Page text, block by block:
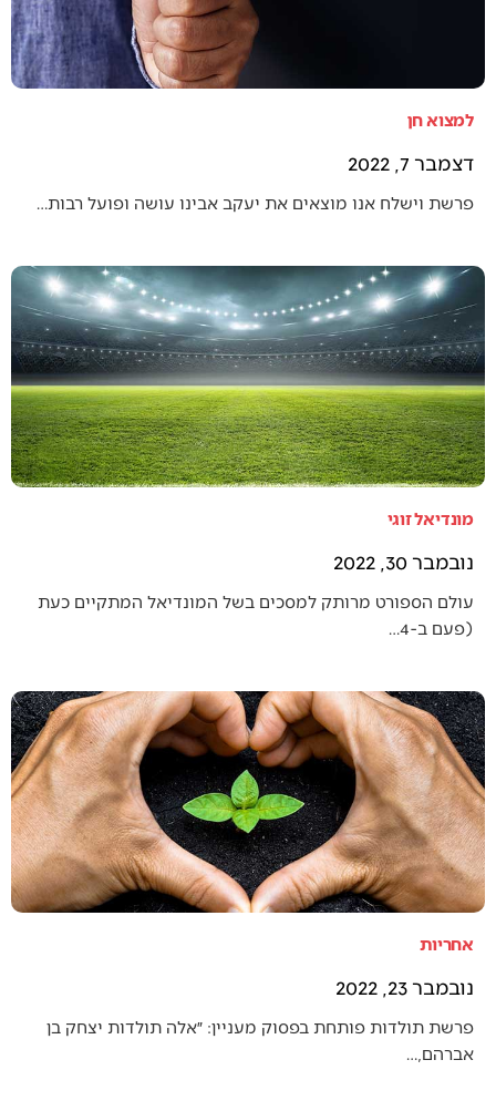
למצוא חן
דצמבר 7, 2022
פרשת וישלח אנו מוצאים את יעקב אבינו עושה ופועל רבות…
מונדיאל זוגי
נובמבר 30, 2022
עולם הספורט מרותק למסכים בשל המונדיאל המתקיים כעת
(פעם ב-4…
אחריות
נובמבר 23, 2022
פרשת תולדות פותחת בפסוק מעניין: ״אלה תולדות יצחק בן
אברהם,…